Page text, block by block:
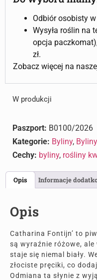
Odbiór osobisty
Wysyła roślin na
opcja
zł.
Zobacz więcej na
W produkcji
Paszport: B0100/2026
Kategorie: Byliny,
Cechy: byliny, rośliny
Opis Informacje
Opis
Catharina Fontijn’ to
są wyraźnie różowe,
staje się niemal biały.
złociste pręciki, co
Odmiana ta słynie z